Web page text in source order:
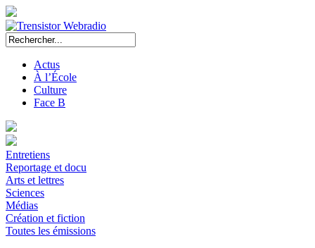
Actus
À l’École
Culture
Face B
Entretiens
Reportage et docu
Arts et lettres
Sciences
Médias
Création et fiction
Toutes les émissions